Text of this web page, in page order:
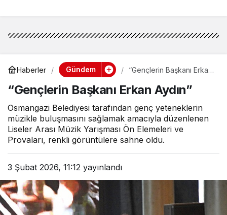
Haberler Gündem
“Gençlerin Başkanı Erkan
“Gençlerin Başkanı Erkan Aydın”
Osmangazi Belediyesi tarafından genç yeteneklerin
müzikle buluşmasını sağlamak amacıyla düzenlenen
Liseler Arası Müzik Yarışması Ön Elemeleri ve
Provaları, renkli görüntülere sahne oldu.
3 Şubat 2026, 11:12 yayınlandı